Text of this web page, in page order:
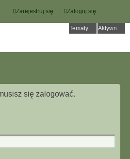
Zaloguj się
Zarejestruj się
Tematy bez odpowiedzi Aktywne tematy
się zalogować.